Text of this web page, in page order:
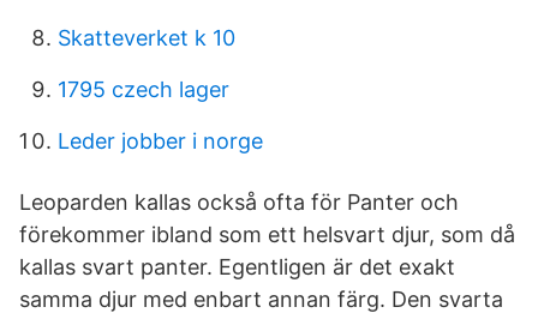
Skatteverket k 10
1795 czech lager
Leder jobber i norge
Leoparden kallas också ofta för Panter och
förekommer ibland som ett helsvart djur, som då
kallas svart panter. Egentligen är det exakt
samma djur med enbart annan färg. Den svarta